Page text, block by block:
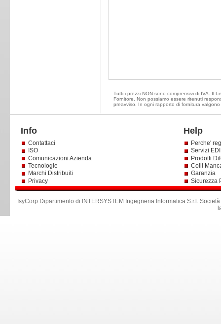
Tutti i prezzi NON sono comprensivi di IVA. Il
Fornitore. Non possiamo essere ritenuti
preavviso. In ogni rapporto di fornitura
Info Help
Contattaci
ISO
Comunicazioni Azienda
Tecnologie
Marchi Distribuiti
Privacy
Perche'
Servizi
Prodotti
Colli
Garanzia
Sicurezza
IsyCorp Dipartimento di INTERSYSTEM Ingegneria Informatica S.r.l .